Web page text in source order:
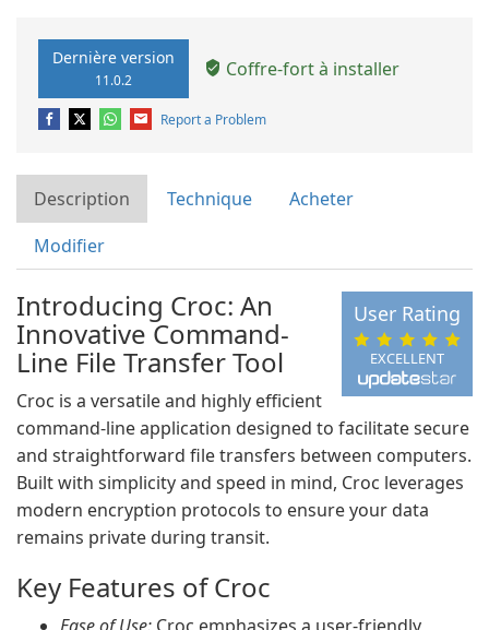
Dernière version
11.0.2 Coffre-fort à installer
Report a Problem
Description Technique
Acheter
Modifier
EXCELLENT
User Rating
Introducing Croc: An
Innovative Command-
Line File Transfer Tool
Croc is a versatile and highly efficient
command-line application designed to facilitate secure
and straightforward file transfers between computers.
Built with simplicity and speed in mind, Croc leverages
modern encryption protocols to ensure your data
remains private during transit.
Key Features of Croc